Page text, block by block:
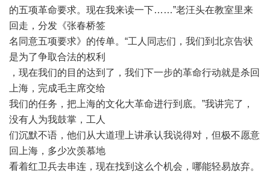
的五项革命要求。现在我来读一下……”老汪头在教室里来
回走，分发《张春桥签
名同意五项要求》的传单。 “工人同志们，我们到北京告状
是为了争取合法的权利
，现在我们的目的达到了，我们下一步的革命行动就是杀回
上海，完成毛主席交给
我们的任务，把上海的文化大革命进行到底。 ”我讲完了，
没有人为我鼓掌，工人
们沉默不语，他们从大道理上讲承认我说得对，但极不愿意
回上海，多少次羡慕地
看着红卫兵去串连，现在找到这么个机会，哪能轻易放弃。